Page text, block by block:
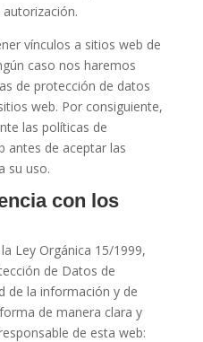
vínculos a sitios web de
caso nos haremos
de protección de datos
web. Por consiguiente,
las políticas de
antes de aceptar las
su uso.
con los
Ley Orgánica 15/1999,
de Datos de
de la información y de
de manera clara y
de esta web: